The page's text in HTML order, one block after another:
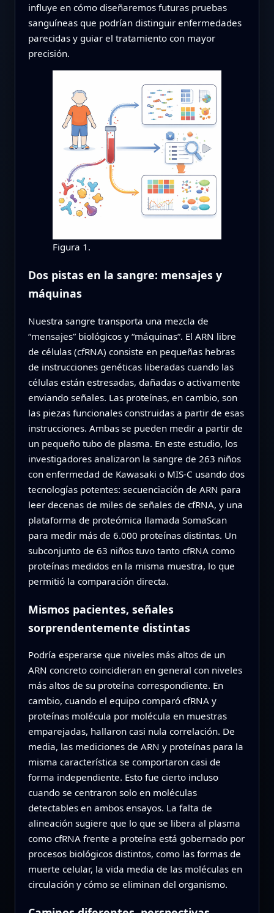
influye en cómo diseñaremos futuras pruebas
sanguíneas que podrían distinguir enfermedades
parecidas y guiar el tratamiento con mayor
precisión.
Figura 1.
Dos pistas en la sangre: mensajes y
máquinas
Nuestra sangre transporta una mezcla de
“mensajes” biológicos y “máquinas”. El ARN libre
de células (cfRNA) consiste en pequeñas hebras
de instrucciones genéticas liberadas cuando las
células están estresadas, dañadas o activamente
enviando señales. Las proteínas, en cambio, son
las piezas funcionales construidas a partir de esas
instrucciones. Ambas se pueden medir a partir de
un pequeño tubo de plasma. En este estudio, los
investigadores analizaron la sangre de 263 niños
con enfermedad de Kawasaki o MIS‑C usando dos
tecnologías potentes: secuenciación de ARN para
leer decenas de miles de señales de cfRNA, y una
plataforma de proteómica llamada SomaScan
para medir más de 6.000 proteínas distintas. Un
subconjunto de 63 niños tuvo tanto cfRNA como
proteínas medidos en la misma muestra, lo que
permitió la comparación directa.
Mismos pacientes, señales
sorprendentemente distintas
Podría esperarse que niveles más altos de un
ARN concreto coincidieran en general con niveles
más altos de su proteína correspondiente. En
cambio, cuando el equipo comparó cfRNA y
proteínas molécula por molécula en muestras
emparejadas, hallaron casi nula correlación. De
media, las mediciones de ARN y proteínas para la
misma característica se comportaron casi de
forma independiente. Esto fue cierto incluso
cuando se centraron solo en moléculas
detectables en ambos ensayos. La falta de
alineación sugiere que lo que se libera al plasma
como cfRNA frente a proteína está gobernado por
procesos biológicos distintos, como las formas de
muerte celular, la vida media de las moléculas en
circulación y cómo se eliminan del organismo.